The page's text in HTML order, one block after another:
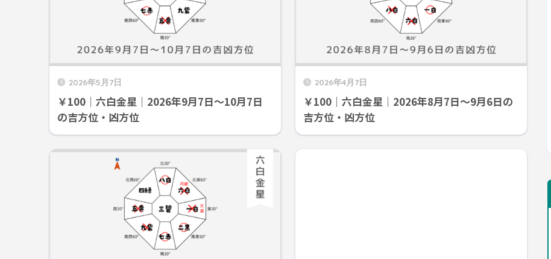
2026年5月7日
￥100｜六白金星｜2026年9月7日～10月7日
の吉方位・凶方位
2026年4月7日
￥100｜六白金星｜2026年8月7日～9月6日の
吉方位・凶方位